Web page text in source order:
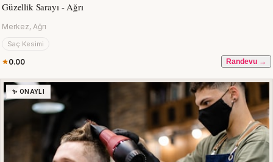
Güzellik Sarayı - Ağrı
Merkez, Ağrı
Saç Kesimi
0.00 Randevu →
✨ ONAYLI